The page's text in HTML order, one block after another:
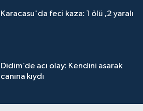
Karacasu'da feci kaza: 1 ölü ,2 yaralı
Didim’de acı olay: Kendini asarak
canına kıydı